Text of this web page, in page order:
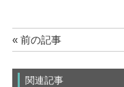
« 前の記事
関連記事